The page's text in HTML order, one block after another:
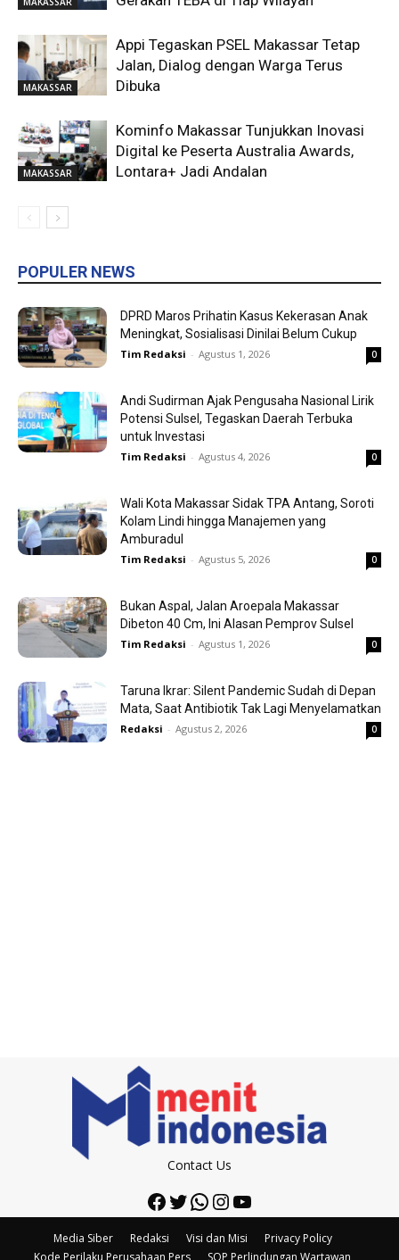
MAKASSAR
Appi Tegaskan PSEL Makassar Tetap
Jalan, Dialog dengan Warga Terus
Dibuka
MAKASSAR
Kominfo Makassar Tunjukkan Inovasi
Digital ke Peserta Australia Awards,
Lontara+ Jadi Andalan
POPULER NEWS
DPRD Maros Prihatin Kasus Kekerasan Anak
Meningkat, Sosialisasi Dinilai Belum Cukup
Tim Redaksi - Agustus 1, 2026 0
Andi Sudirman Ajak Pengusaha Nasional Lirik
Potensi Sulsel, Tegaskan Daerah Terbuka
untuk Investasi
Tim Redaksi - Agustus 4, 2026 0
Wali Kota Makassar Sidak TPA Antang, Soroti
Kolam Lindi hingga Manajemen yang
Amburadul
Tim Redaksi - Agustus 5, 2026 0
Bukan Aspal, Jalan Aroepala Makassar
Dibeton 40 Cm, Ini Alasan Pemprov Sulsel
Tim Redaksi - Agustus 1, 2026 0
Taruna Ikrar: Silent Pandemic Sudah di Depan
Mata, Saat Antibiotik Tak Lagi Menyelamatkan
Redaksi - Agustus 2, 2026 0
Contact Us
Facebook
Twitter
WhatsApp
Instagram
YouTube
Media Siber Redaksi Visi dan Misi
Privacy Policy